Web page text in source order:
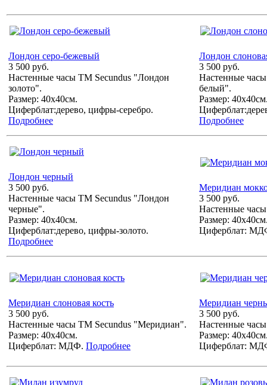
Лондон серо-бежевый
3 500 руб.
Настенные часы ТМ Secundus "Лондон
золото".
Размер: 40х40см.
Циферблат:дерево, цифры-серебро.
Подробнее
Лондон
3 500 руб.
Настенные
белый".
Размер:
Подробнее
Лондон черный
3 500 руб.
Настенные часы ТМ Secundus "Лондон
черные".
Размер: 40х40см.
Циферблат:дерево, цифры-золото.
Подробнее
Меридиан
3 500 руб.
Настенные
Размер:
Циферблат:
Меридиан слоновая кость
3 500 руб.
Настенные часы ТМ Secundus "Меридиан".
Размер: 40х40см.
Циферблат: МДФ. Подробнее
Меридиан
3 500 руб.
Настенные
Размер:
Циферблат: